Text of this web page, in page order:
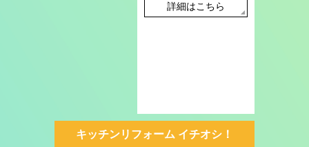
詳細はこちら
キッチンリフォーム イチオシ！